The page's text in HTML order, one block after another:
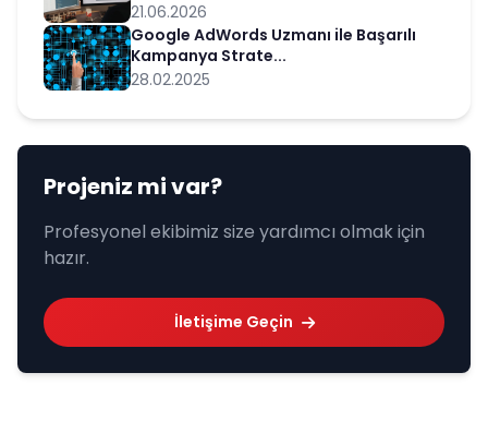
21.06.2026
Google AdWords Uzmanı ile Başarılı
Kampanya Strate...
28.02.2025
Projeniz mi var?
Profesyonel ekibimiz size yardımcı olmak için
hazır.
İletişime Geçin